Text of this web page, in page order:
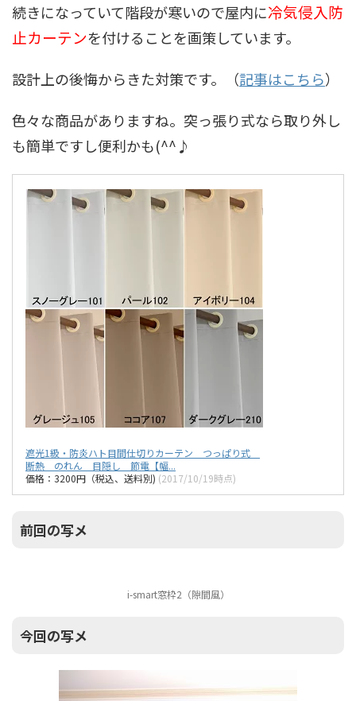
続きになっていて階段が寒いので屋内に冷気侵入防
止カーテンを付けることを画策しています。
設計上の後悔からきた対策です。（記事はこちら）
色々な商品がありますね。突っ張り式なら取り外し
も簡単ですし便利かも(^^♪
遮光1級・防炎ハト目間仕切りカーテン つっぱり式
断熱 のれん 目隠し 節電【幅...
価格：3200円（税込、送料別) (2017/10/19時点)
前回の写メ
i-smart窓枠2（隙間風）
今回の写メ